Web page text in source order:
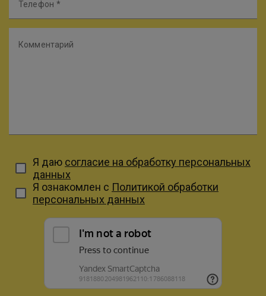
Телефон
Комментарий
Я даю согласие на обработку персональных
данных
Я ознакомлен с Политикой обработки
персональных данных